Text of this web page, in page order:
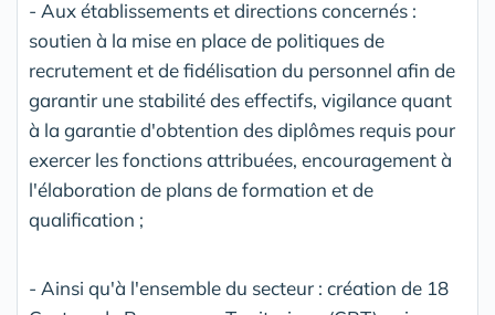
- Aux établissements et directions concernés :
soutien à la mise en place de politiques de
recrutement et de fidélisation du personnel afin de
garantir une stabilité des effectifs, vigilance quant
à la garantie d'obtention des diplômes requis pour
exercer les fonctions attribuées, encouragement à
l'élaboration de plans de formation et de
qualification ;
- Ainsi qu'à l'ensemble du secteur : création de 18